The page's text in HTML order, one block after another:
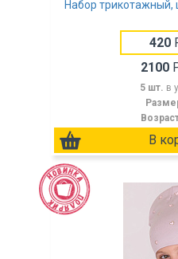
Набор
420
2100
5 шт. в